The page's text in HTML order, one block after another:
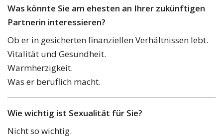
Was könnte Sie am ehesten an Ihrer zukünftigen
Partnerin interessieren?
Ob er in gesicherten finanziellen Verhältnissen lebt.
Vitalität und Gesundheit.
Warmherzigkeit.
Was er beruflich macht.
Wie wichtig ist Sexualität für Sie?
Nicht so wichtig.